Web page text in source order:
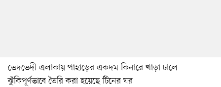
ভেদভেদী এলাকায় পাহাড়ের একদম কিনারে খাড়া ঢালে
ঝুঁকিপূর্ণভাবে তৈরি করা হয়েছে টিনের ঘর